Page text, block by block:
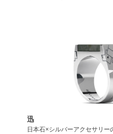
迅
日本石×シルバーアクセサリー